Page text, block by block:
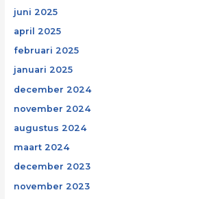
juni 2025
april 2025
februari 2025
januari 2025
december 2024
november 2024
augustus 2024
maart 2024
december 2023
november 2023